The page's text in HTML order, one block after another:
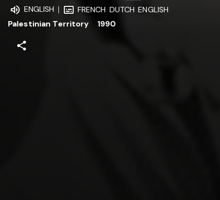
ENGLISH FRENCH DUTCH ENGLISH
Palestinian Territory
1990